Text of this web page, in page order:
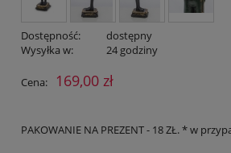
Dostępność:
dostępny
Wysyłka w:
24 godziny
Cena: 169,00 zł
PAKOWANIE NA PREZENT - 18 ZŁ. * w